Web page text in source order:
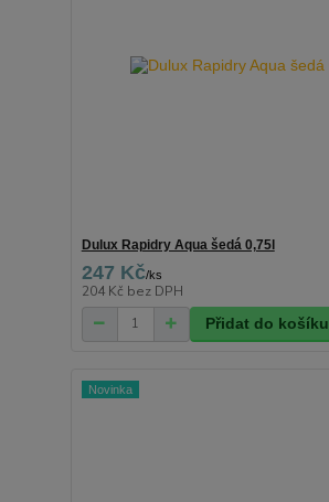
Dulux Rapidry Aqua šedá 0,75l
247 Kč/ks
204 Kč bez DPH
Přidat do košíku
Novinka